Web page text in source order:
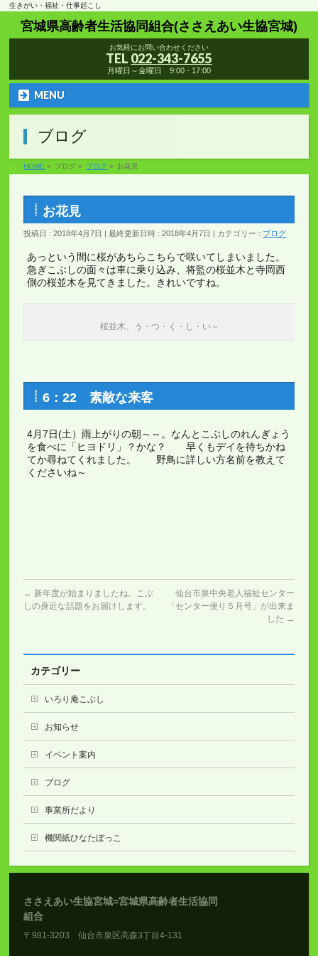
生きがい・福祉・仕事起こし
宮城県高齢者生活協同組合(ささえあい生協宮城)
お気軽にお問い合わせください
TEL 022-343-7655
月曜日～金曜日 9:00 - 17:00
MENU
ブログ
HOME » ブログ » ブログ » お花見
お花見
投稿日 : 2018年4月7日 最終更新日時 : 2018年4月7日 カテゴリー : ブログ
あっという間に桜があちらこちらで咲いてしまいました。
急ぎこぶしの面々は車に乗り込み、将監の桜並木と寺岡西
側の桜並木を見てきました。きれいですね。
桜並木、う・つ・く・し・い～
6：22 素敵な来客
4月7日(土）雨上がりの朝～～。なんとこぶしのれんぎょう
を食べに「ヒヨドリ」？かな？ 早くもデイを待ちかね
てか尋ねてくれました。 野鳥に詳しい方名前を教えて
くださいね～
← 新年度が始まりましたね。こぶ
しの身近な話題をお届けします。
仙台市泉中央老人福祉センター
「センター便り５月号」が出来ま
した →
カテゴリー
いろり庵こぶし
お知らせ
イベント案内
ブログ
事業所だより
機関紙ひなたぼっこ
ささえあい生協宮城=宮城県高齢者生活協同
組合
〒981-3203 仙台市泉区高森3丁目4-131